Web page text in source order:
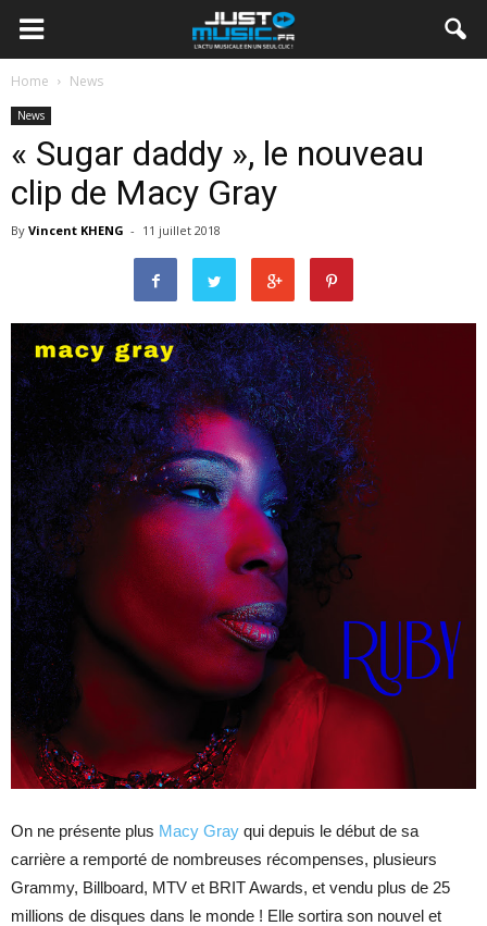
Home News
News
« Sugar daddy », le nouveau
clip de Macy Gray
By Vincent KHENG - 11 juillet 2018
On ne présente plus Macy Gray qui depuis le début de sa
carrière a remporté de nombreuses récompenses, plusieurs
Grammy, Billboard, MTV et BRIT Awards, et vendu plus de 25
millions de disques dans le monde ! Elle sortira son nouvel et